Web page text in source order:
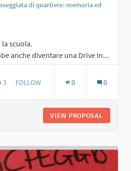
di quartiere: memoria ed
scuola.
anche diventare una Drive In...
3 3 FOLLOWERS
FOLLOW 0 0
VIEW PROPOSAL